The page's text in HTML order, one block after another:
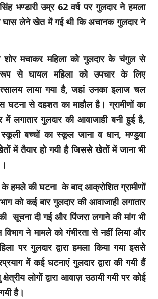
भण्डारी उम्र 62 वर्ष पर गुलदार ने हमला
घास लेने खेत में गई थी कि अचानक गुलदार ने
मचाकर महिला को गुलदार के चंगुल से
रूप से घायल महिला को उपचार के लिए
लाया गया है, जहां उनका इलाज चल
घटना से दहशत का माहौल है। ग्रामीणों का
में लगातार गुलदार की आवाजाही बनी हुई है,
बच्चों का स्कूल जाना व धान, मण्डुवा
में तैयार हो गयी है जिससे खेतों में जाना भी
के हमले की घटना के बाद आक्रोशित ग्रामीणों
को कई बार गुलदार की आवाजाही लगातार
सूचना दी गई और पिंजरा लगाने की मांग भी
ने मामले को गंभीरता से नहीं लिया और
पर गुलदार द्वारा हमला किया गया इससे
में कई घटनाएं गुलदार द्वारा की गयी हैं
लोगों द्वारा आवाज़ उठायी गयी पर कोई
है।